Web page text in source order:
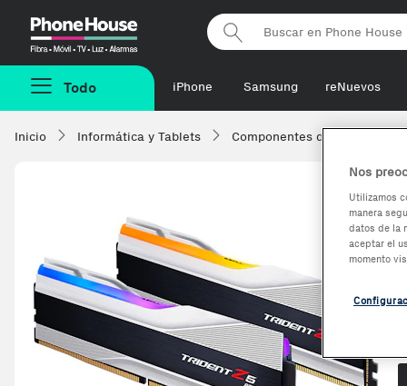
Phonehouse
Todo iPhone Samsung reNuevos
Inicio Informática y Tablets Componentes de ordenadores
Nos
Utilizamos
manera
datos de la
aceptar el
momento